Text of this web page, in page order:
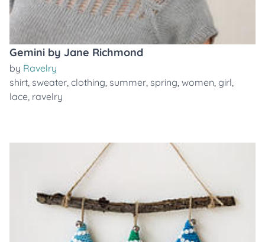
Gemini by Jane Richmond
by Ravelry
shirt, sweater, clothing, summer, spring, women, girl,
lace, ravelry